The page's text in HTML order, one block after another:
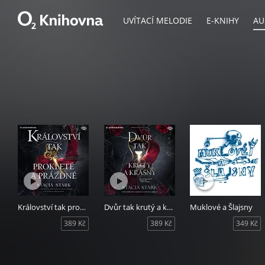
UVÍTACÍ MELODIE E-KNIHY
Království tak prokleté a prázdné
389 Kč
Dvůr tak krutý a krásný
389 Kč
Muklové a Šlajsny
349 Kč